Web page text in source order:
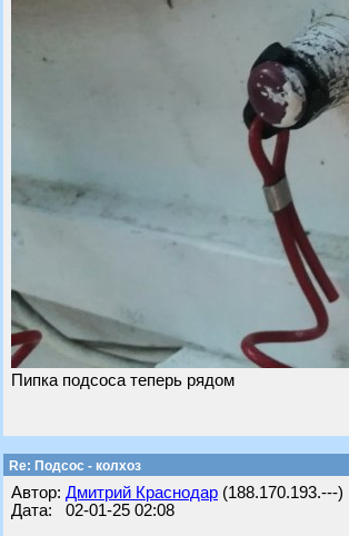
Пипка подсоса теперь рядом
Re: Подсос - колхоз
Автор: Дмитрий Краснодар (188.170.193.---)
Дата: 02-01-25 02:08